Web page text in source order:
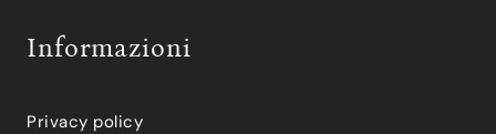
Informazioni
Privacy policy